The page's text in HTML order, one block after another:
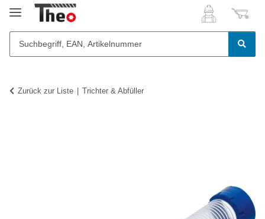
Zurück zur Liste Trichter & Abfüller